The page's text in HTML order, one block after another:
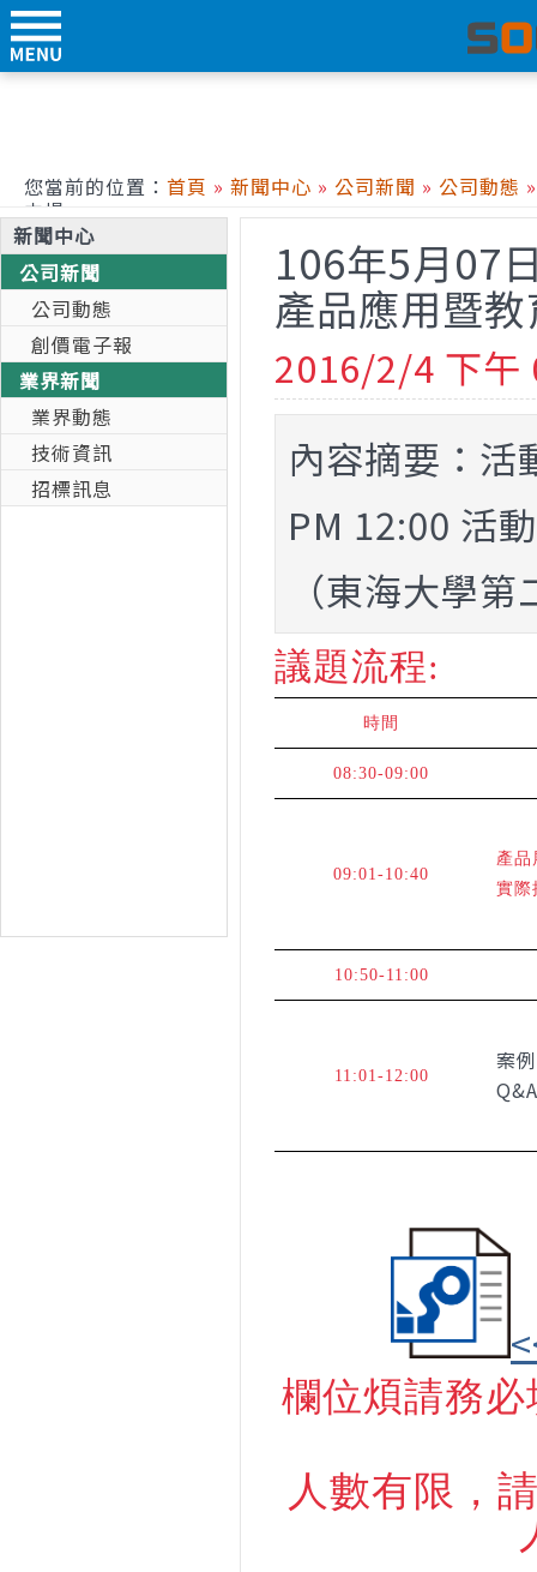
您當前的位置： 首頁 » 新聞中心 » 公司新聞 » 公司動態 »
中場
新聞中心
公司新聞
公司動態
創價電子報
業界新聞
業界動態
技術資訊
招標訊息
106年5月07
產品應用暨
2016/2/4 下午
內容摘要： 活
PM 12:00 活
（東海大學
議題流程:
時間
08:30-09:00
09:01-10:40
產品
實際
10:50-11:00
11:01-12:00
案
Q&A
欄位煩請務
人數有限，